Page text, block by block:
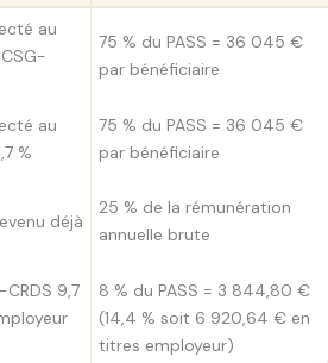
au
75 % du PASS = 36 045 €
par bénéficiaire
au
%
75 % du PASS = 36 045 €
par bénéficiaire
déjà
25 % de la rémunération
annuelle brute
CRDS 9,7
8 % du PASS = 3 844,80 €
(14,4 % soit 6 920,64 € en
titres employeur)